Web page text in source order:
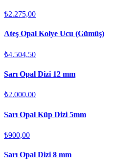
₺2.275,00
Ateş Opal Kolye Ucu (Gümüş)
₺4.504,50
Sarı Opal Dizi 12 mm
₺2.000,00
Sarı Opal Küp Dizi 5mm
₺900,00
Sarı Opal Dizi 8 mm